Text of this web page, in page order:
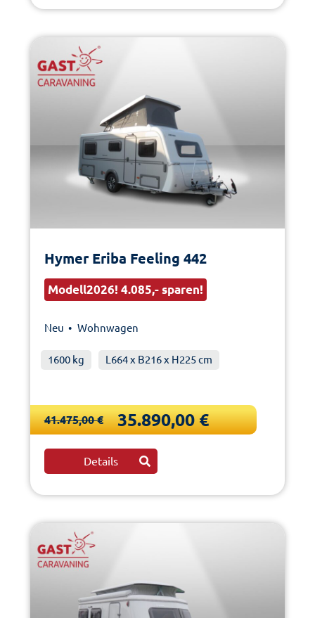
Hymer Eriba Feeling 442
Modell2026! 4.085,- sparen!
Neu • Wohnwagen
1600 kg L664 x B216 x H225 cm
41.475,00 € 35.890,00 €
Details